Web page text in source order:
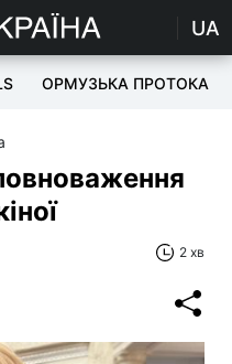
UA
ОРМУЗЬКА ПРОТОКА
2 хв